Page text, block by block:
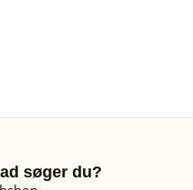
søger du?